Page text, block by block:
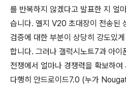
를 반복하지 않겠다고 발표한 지 얼
습니다. 엘지 V20 초대장이 전송된
검증에 대한 부분이 상당히 강도있
합니다. 그러나 갤럭시노트7과 아이
전쟁에서 얼마나 경쟁력을 확보하
다행히 안드로이드7.0 (누가